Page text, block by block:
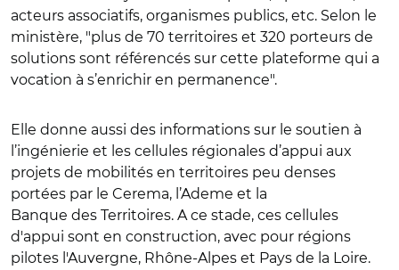
acteurs associatifs, organismes publics, etc. Selon le
ministère, "plus de 70 territoires et 320 porteurs de
solutions sont référencés sur cette plateforme qui a
vocation à s’enrichir en permanence".
Elle donne aussi des informations sur le soutien à
l’ingénierie et les cellules régionales d’appui aux
projets de mobilités en territoires peu denses
portées par le Cerema, l’Ademe et la
Banque des Territoires. A ce stade, ces cellules
d'appui sont en construction, avec pour régions
pilotes l'Auvergne, Rhône-Alpes et Pays de la Loire.